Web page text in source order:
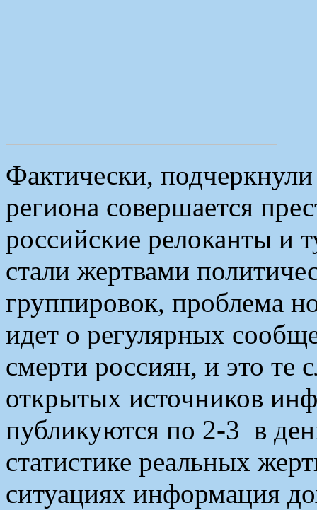
Фактически,
региона совершается
российские релоканты и
стали жертвами
группировок, проблема
идет о регулярных
смерти россиян, и это те
открытых источников
публикуются по 2-3 в
статистике реальных
ситуациях информация